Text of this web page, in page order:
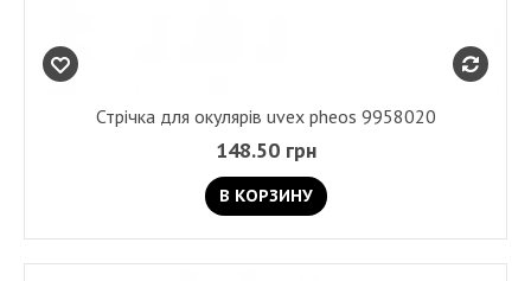
Стрічка для окулярів uvex pheos 9958020
148.50 грн
В КОРЗИНУ